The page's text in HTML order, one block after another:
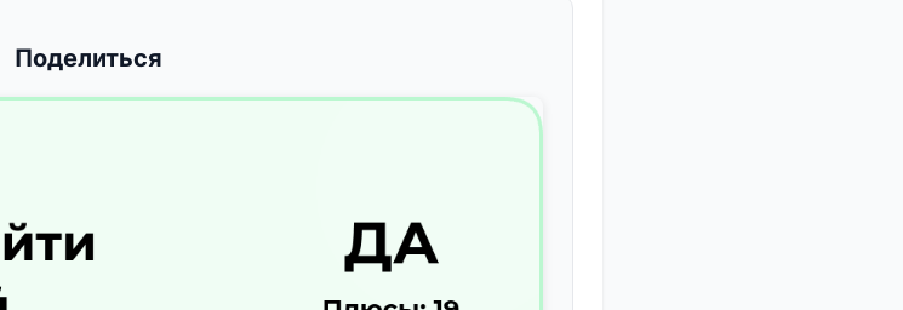
Поделиться